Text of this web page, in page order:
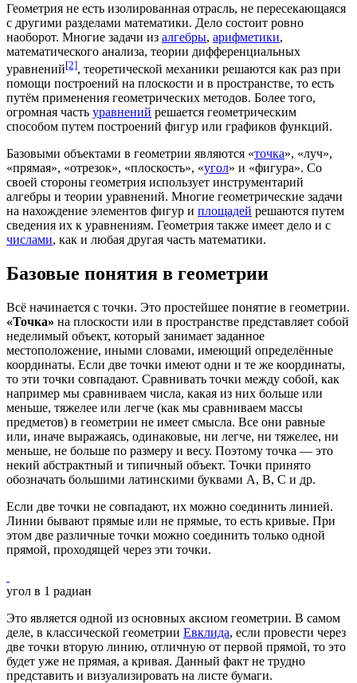
Геометрия не есть изолированная отрасль, не пересекающаяся
с другими разделами математики. Дело состоит ровно
наоборот. Многие задачи из алгебры, арифметики,
математического анализа, теории дифференциальных
уравнений[2], теоретической механики решаются как раз при
помощи построений на плоскости и в пространстве, то есть
путём применения геометрических методов. Более того,
огромная часть уравнений решается геометрическим
способом путем построений фигур или графиков функций.
Базовыми объектами в геометрии являются «точка», «луч»,
«прямая», «отрезок», «плоскость», «угол» и «фигура». Со
своей стороны геометрия использует инструментарий
алгебры и теории уравнений. Многие геометрические задачи
на нахождение элементов фигур и площадей решаются путем
сведения их к уравнениям. Геометрия также имеет дело и с
числами, как и любая другая часть математики.
Базовые понятия в геометрии
Всё начинается с точки. Это простейшее понятие в геометрии.
«Точка» на плоскости или в пространстве представляет собой
неделимый объект, который занимает заданное
местоположение, иными словами, имеющий определённые
координаты. Если две точки имеют одни и те же координаты,
то эти точки совпадают. Сравнивать точки между собой, как
например мы сравниваем числа, какая из них больше или
меньше, тяжелее или легче (как мы сравниваем массы
предметов) в геометрии не имеет смысла. Все они равные
или, иначе выражаясь, одинаковые, ни легче, ни тяжелее, ни
меньше, не больше по размеру и весу. Поэтому точка — это
некий абстрактный и типичный объект. Точки принято
обозначать большими латинскими буквами A, B, C и др.
Если две точки не совпадают, их можно соединить линией.
Линии бывают прямые или не прямые, то есть кривые. При
этом две различные точки можно соединить только одной
прямой, проходящей через эти точки.
угол в 1 радиан
Это является одной из основных аксиом геометрии. В самом
деле, в классической геометрии Евклида, если провести через
две точки вторую линию, отличную от первой прямой, то это
будет уже не прямая, а кривая. Данный факт не трудно
представить и визуализировать на листе бумаги.